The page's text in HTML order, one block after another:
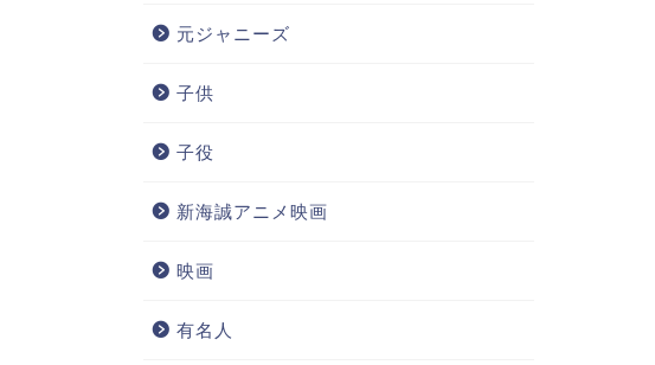
元ジャニーズ
子供
子役
新海誠アニメ映画
映画
有名人